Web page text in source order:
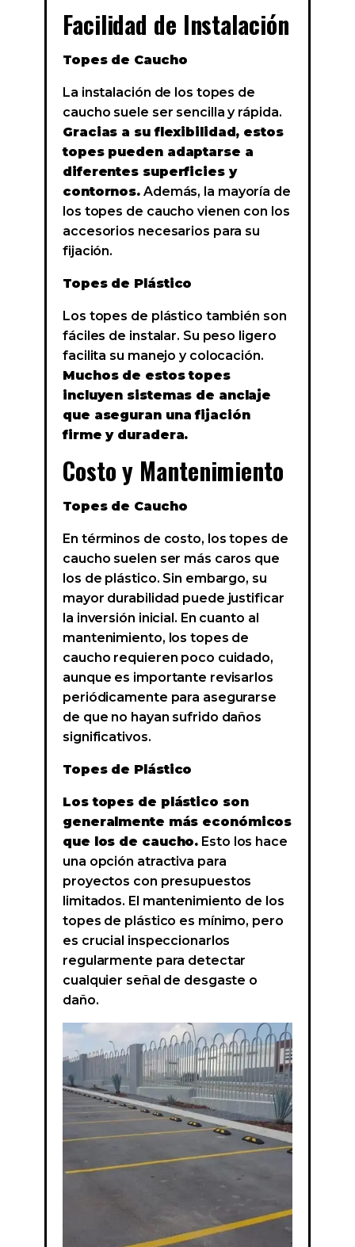
Facilidad de Instalación
Topes de Caucho
La instalación de los topes de
caucho suele ser sencilla y rápida.
Gracias a su flexibilidad, estos
topes pueden adaptarse a
diferentes superficies y
contornos. Además, la mayoría de
los topes de caucho vienen con los
accesorios necesarios para su
fijación.
Topes de Plástico
Los topes de plástico también son
fáciles de instalar. Su peso ligero
facilita su manejo y colocación.
Muchos de estos topes
incluyen sistemas de anclaje
que aseguran una fijación
firme y duradera.
Costo y Mantenimiento
Topes de Caucho
En términos de costo, los topes de
caucho suelen ser más caros que
los de plástico. Sin embargo, su
mayor durabilidad puede justificar
la inversión inicial. En cuanto al
mantenimiento, los topes de
caucho requieren poco cuidado,
aunque es importante revisarlos
periódicamente para asegurarse
de que no hayan sufrido daños
significativos.
Topes de Plástico
Los topes de plástico son
generalmente más económicos
que los de caucho. Esto los hace
una opción atractiva para
proyectos con presupuestos
limitados. El mantenimiento de los
topes de plástico es mínimo, pero
es crucial inspeccionarlos
regularmente para detectar
cualquier señal de desgaste o
daño.